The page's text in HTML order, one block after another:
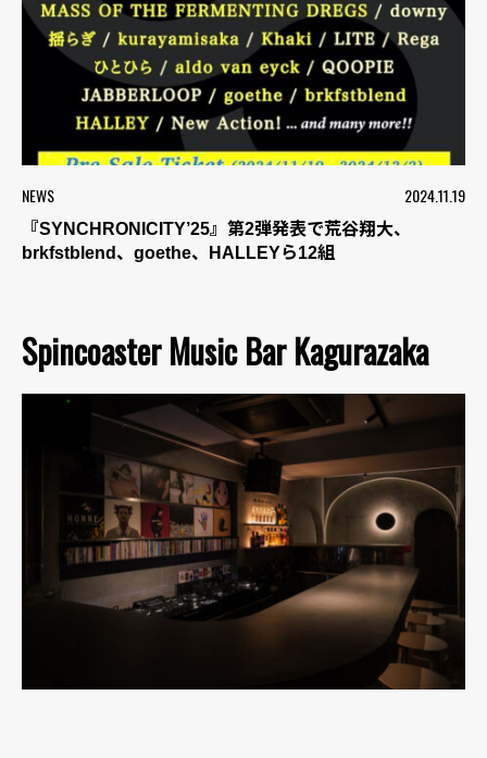
NEWS 2024.11.19
『SYNCHRONICITY’25』第2弾発表で荒谷翔大、
brkfstblend、goethe、HALLEYら12組
Spincoaster Music Bar Kagurazaka